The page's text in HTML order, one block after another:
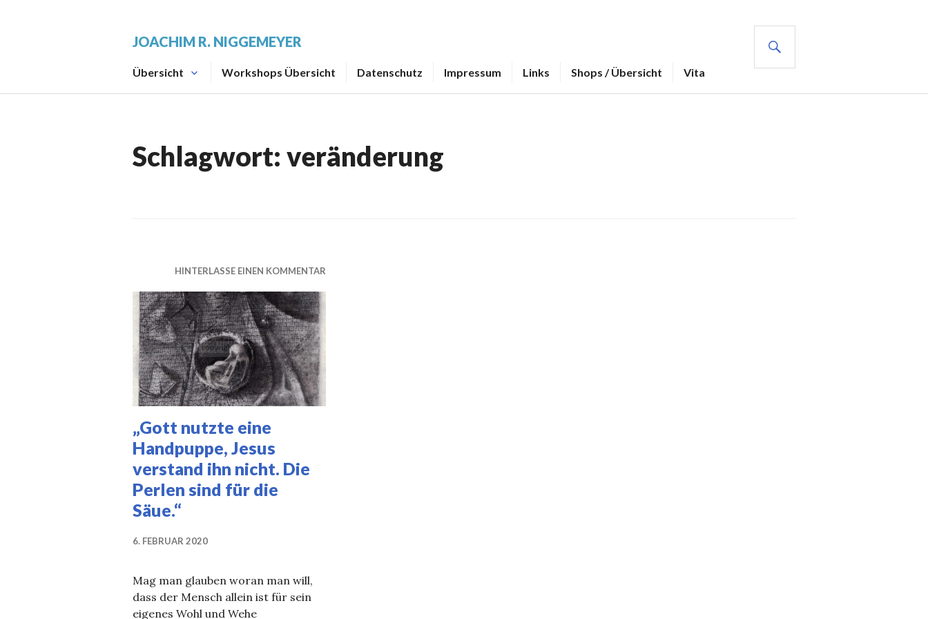
JOACHIM R. NIGGEMEYER
Übersicht Workshops Übersicht Datenschutz Impressum Links Shops / Übersicht Vita
Schlagwort: veränderung
HINTERLASSE EINEN KOMMENTAR
„Gott nutzte eine
Handpuppe, Jesus
verstand ihn nicht. Die
Perlen sind für die
Säue.“
6. FEBRUAR 2020
Mag man glauben woran man will,
dass der Mensch allein ist für sein
eigenes Wohl und Wehe